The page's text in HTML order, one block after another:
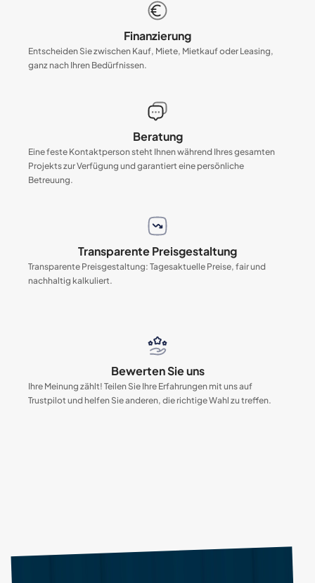
Finanzierung
Entscheiden Sie zwischen Kauf, Miete, Mietkauf oder Leasing,
ganz nach Ihren Bedürfnissen.
Beratung
Eine feste Kontaktperson steht Ihnen während Ihres gesamten
Projekts zur Verfügung und garantiert eine persönliche
Betreuung.
Transparente Preisgestaltung
Transparente Preisgestaltung: Tagesaktuelle Preise, fair und
nachhaltig kalkuliert.
Bewerten Sie uns
Ihre Meinung zählt! Teilen Sie Ihre Erfahrungen mit uns auf
Trustpilot und helfen Sie anderen, die richtige Wahl zu treffen.